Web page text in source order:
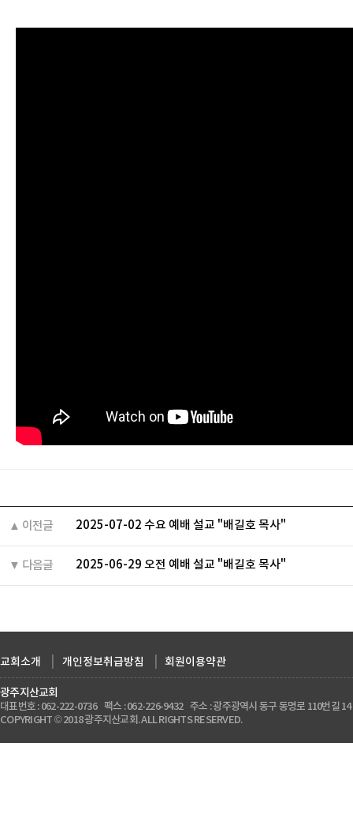
▲ 이전글 2025-07-02 수요 예배 설교 "배길호 목사"
▼ 다음글 2025-06-29 오전 예배 설교 "배길호 목사"
교회소개 개인정보취급방침 회원이용약관
광주지산교회
대표번호 : 062-222-0736 팩스 : 062-226-9432 주소 : 광주광역시 동구 동명로 110번길 14
COPYRIGHT © 2018 광주지산교회. ALL RIGHTS RESERVED.